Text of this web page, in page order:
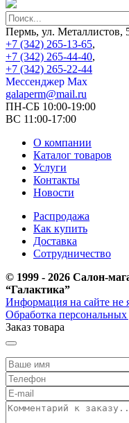
Пермь, ул. Металлистов,
+7 (342) 265-13-65,
+7 (342) 265-44-40,
+7 (342) 265-22-44
Мессенджер Мах
galaperm@mail.ru
ПН-СБ 10:00-19:00
ВС 11:00-17:00
О компании
Каталог товаров
Услуги
Контакты
Новости
Распродажа
Как купить
Доставка
Сотрудничество
© 1999 - 2026 Салон-
“Галактика”
Информация на сайте не
Обработка
Заказ товара